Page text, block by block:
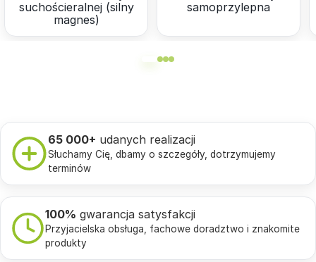
suchościeralnej (silny
magnes)
samoprzylepna
65 000+ udanych realizacji
Słuchamy Cię, dbamy o szczegóły, dotrzymujemy
terminów
100% gwarancja satysfakcji
Przyjacielska obsługa, fachowe doradztwo i znakomite
produkty